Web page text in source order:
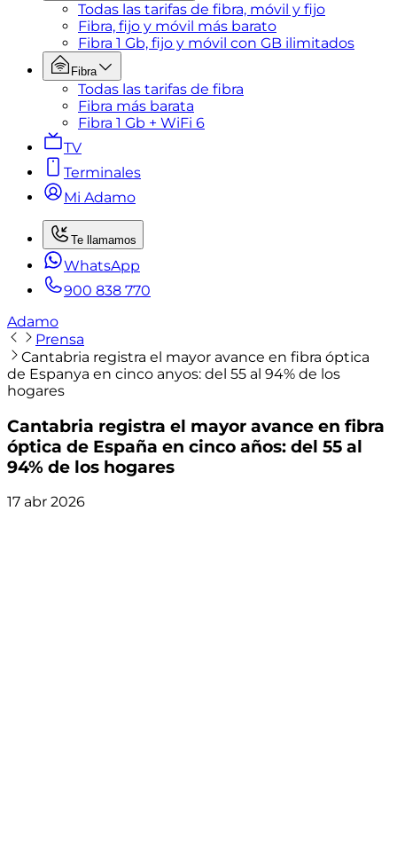
Todas las tarifas de fibra, móvil y fijo
Fibra, fijo y móvil más barato
Fibra 1 Gb, fijo y móvil con GB ilimitados
Fibra
Todas las tarifas de fibra
Fibra más barata
Fibra 1 Gb + WiFi 6
TV
Terminales
Mi Adamo
Te llamamos
WhatsApp
900 838 770
Adamo
Prensa
Cantabria registra el mayor avance en fibra óptica
de Espanya en cinco anyos: del 55 al 94% de los
hogares
Cantabria registra el mayor avance en fibra
óptica de España en cinco años: del 55 al
94% de los hogares
17 abr 2026